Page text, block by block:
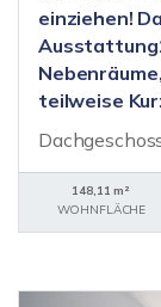
einziehen!
teilweise
148,11 m²
WOHNFLÄCHE